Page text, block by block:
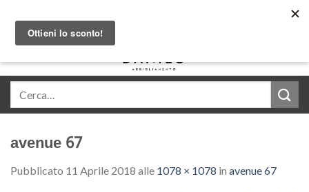
content
avenue 67
Pubblicato 11 Aprile 2018 alle 1078 × 1078 in avenue 67